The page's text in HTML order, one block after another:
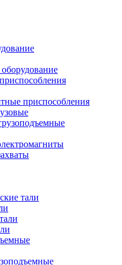
приспособления
тали